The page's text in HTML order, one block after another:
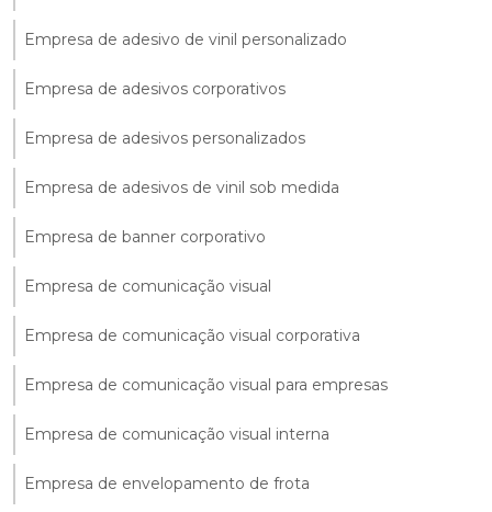
Empresa de adesivo de vinil personalizado
Empresa de adesivos corporativos
Empresa de adesivos personalizados
Empresa de adesivos de vinil sob medida
Empresa de banner corporativo
Empresa de comunicação visual
Empresa de comunicação visual corporativa
Empresa de comunicação visual para empresas
Empresa de comunicação visual interna
Empresa de envelopamento de frota